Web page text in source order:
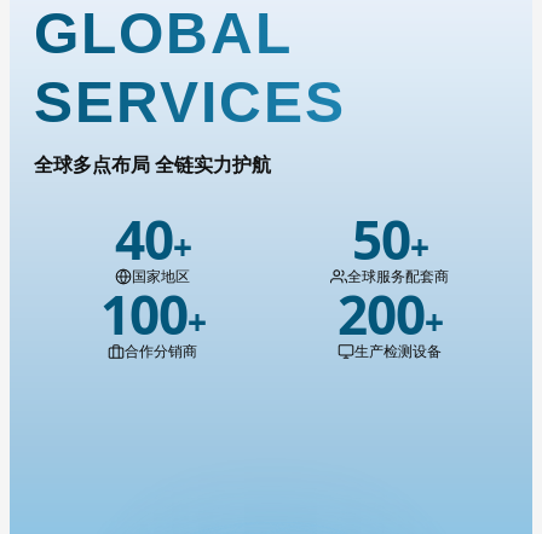
GLOBAL
SERVICES
全球多点布局 全链实力护航
40+
国家地区
50+
全球服务配套商
100+
合作分销商
200+
生产检测设备